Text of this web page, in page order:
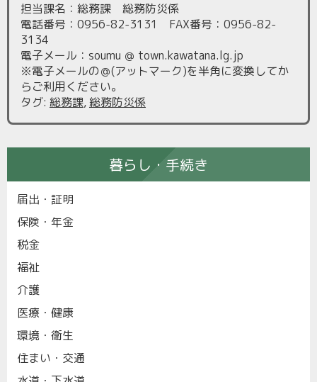
担当課名：総務課 総務防災係
電話番号：0956-82-3131 FAX番号：0956-82-
3134
電子メール：soumu ＠ town.kawatana.lg.jp
※電子メールの＠(アットマーク)を半角に変換してか
らご利用ください。
タグ: 総務課,総務防災係
暮らし・手続き
届出・証明
保険・年金
税金
福祉
介護
医療・健康
環境・衛生
住まい・交通